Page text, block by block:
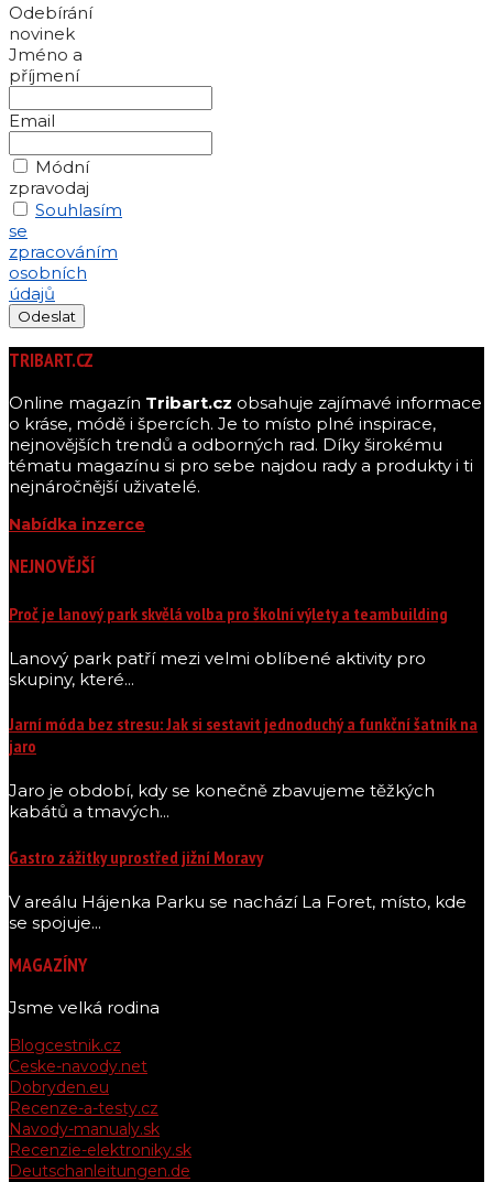
Odebírání
novinek
Jméno a
příjmení
Email
Módní
zpravodaj
Souhlasím
se
zpracováním
osobních
údajů
TRIBART.CZ
Online magazín Tribart.cz obsahuje zajímavé informace
o kráse, módě i špercích. Je to místo plné inspirace,
nejnovějších trendů a odborných rad. Díky širokému
tématu magazínu si pro sebe najdou rady a produkty i ti
nejnáročnější uživatelé.
Nabídka inzerce
NEJNOVĚJŠÍ
Proč je lanový park skvělá volba pro školní výlety a teambuilding
Lanový park patří mezi velmi oblíbené aktivity pro
skupiny, které...
Jarní móda bez stresu: Jak si sestavit jednoduchý a funkční šatník na
jaro
Jaro je období, kdy se konečně zbavujeme těžkých
kabátů a tmavých...
Gastro zážitky uprostřed jižní Moravy
V areálu Hájenka Parku se nachází La Foret, místo, kde
se spojuje...
MAGAZÍNY
Jsme velká rodina
Blogcestnik.cz
Ceske-navody.net
Dobryden.eu
Recenze-a-testy.cz
Navody-manualy.sk
Recenzie-elektroniky.sk
Deutschanleitungen.de